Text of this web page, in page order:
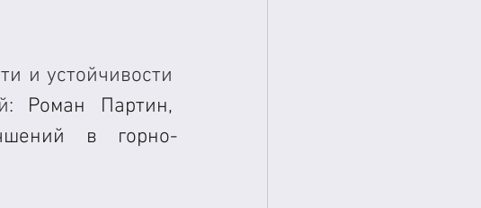
и устойчивости
Роман Партин,
в горно-